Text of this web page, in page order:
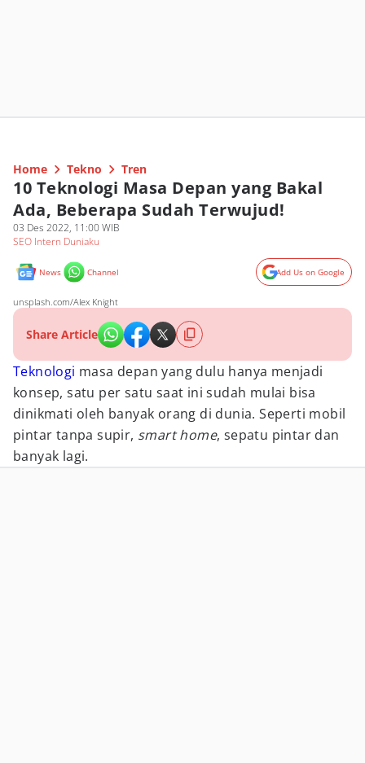
Home Tekno Tren
10 Teknologi Masa Depan yang Bakal
Ada, Beberapa Sudah Terwujud!
03 Des 2022, 11:00 WIB
SEO Intern Duniaku
News Channel Add Us on Google
unsplash.com/Alex Knight
Share Article
Teknologi masa depan yang dulu hanya menjadi
konsep, satu per satu saat ini sudah mulai bisa
dinikmati oleh banyak orang di dunia. Seperti mobil
pintar tanpa supir, smart home, sepatu pintar dan
banyak lagi.